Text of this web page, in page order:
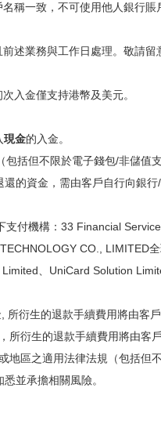
稱一致，不可使用他人銀行
述業務與工作日處理。敬請
入金僅支持港幣及美元。
現金的入金。
括但不限於電子錢包/非儲值
的資金，需由客戶自行向銀
付機構：33 Financial
CO., LIMITED
、UniCard Solution
衍生的退款手續費用將由客
衍生的退款手續費用將由客戶
地區之適用法律法規（包括但
並承擔相關風險。